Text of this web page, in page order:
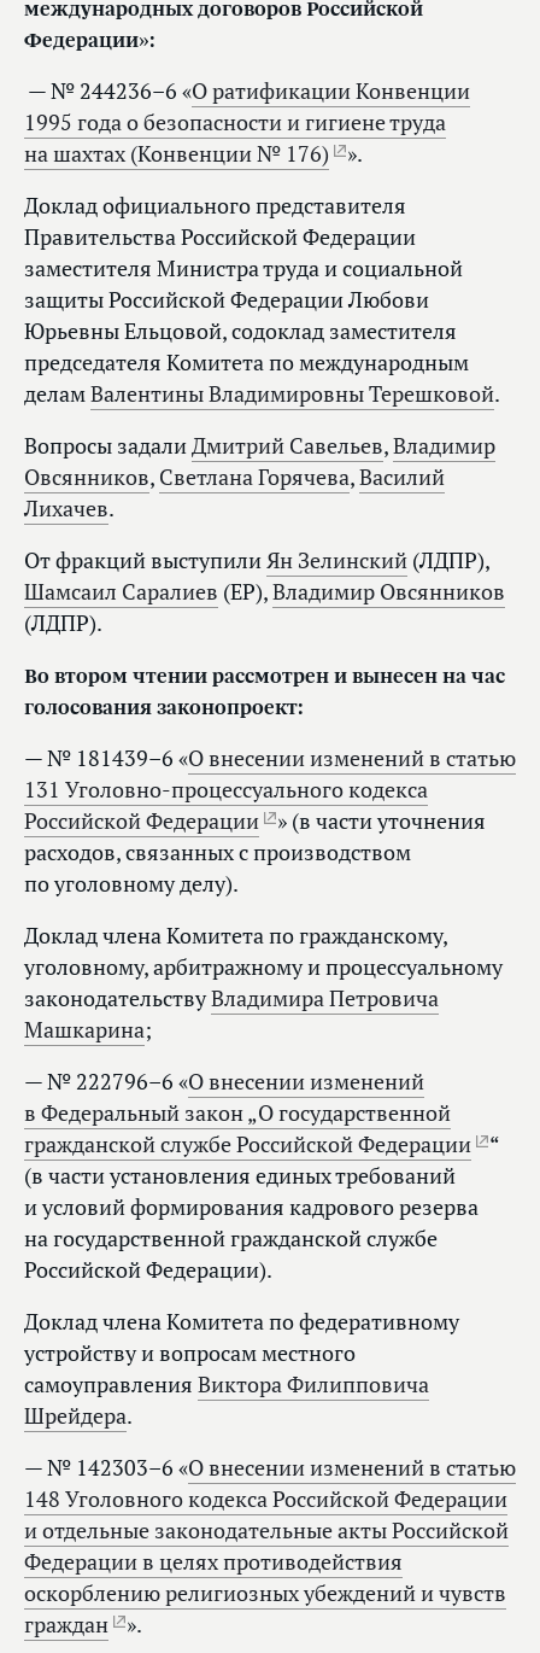
международных договоров Российской
Федерации»:
— № 244236–6 «О ратификации Конвенции
1995 года о безопасности и гигиене труда
на шахтах (Конвенции № 176)
».
Доклад официального представителя
Правительства Российской Федерации
заместителя Министра труда и социальной
защиты Российской Федерации Любови
Юрьевны Ельцовой, содоклад заместителя
председателя Комитета по международным
деламВалентины Владимировны Терешковой.
Вопросы задалиДмитрий Савельев,Владимир
Овсянников, Светлана Горячева,Василий
Лихачев.
От фракций выступилиЯн Зелинский (ЛДПР),
Шамсаил Саралиев (ЕР),Владимир Овсянников
(ЛДПР).
Во втором чтении рассмотрен и вынесен на час
голосования законопроект:
— № 181439–6 «О внесении изменений в статью
131 Уголовно-процессуального кодекса
Российской Федерации
» (в части уточнения
расходов, связанных с производством
по уголовному делу).
Доклад члена Комитета по гражданскому,
уголовному, арбитражному и процессуальному
законодательствуВладимира Петровича
Машкарина;
— № 222796–6 «О внесении изменений
в Федеральный закон „О государственной
гражданской службе Российской Федерации
“
(в части установления единых требований
и условий формирования кадрового резерва
на государственной гражданской службе
Российской Федерации).
Доклад члена Комитета по федеративному
устройству и вопросам местного
самоуправления Виктора Филипповича
Шрейдера.
— № 142303–6 «О внесении изменений в статью
148 Уголовного кодекса Российской Федерации
и отдельные законодательные акты Российской
Федерации в целях противодействия
оскорблению религиозных убеждений и чувств
граждан
».